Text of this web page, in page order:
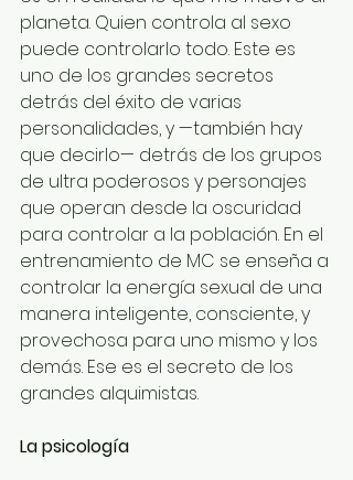
planeta. Quien controla al sexo
puede controlarlo todo. Este es
uno de los grandes secretos
detrás del éxito de varias
personalidades, y —también hay
que decirlo— detrás de los grupos
de ultra poderosos y personajes
que operan desde la oscuridad
para controlar a la población. En el
entrenamiento de MC se enseña a
controlar la energía sexual de una
manera inteligente, consciente, y
provechosa para uno mismo y los
demás. Ese es el secreto de los
grandes alquimistas.
La psicología